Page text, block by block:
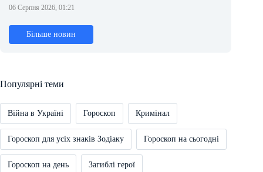
06 Серпня 2026, 01:21
Більше новин
Популярні теми
Війна в Україні Гороскоп Кримінал
Гороскоп для усіх знаків Зодіаку Гороскоп на сьогодні
Гороскоп на день Загиблі герої